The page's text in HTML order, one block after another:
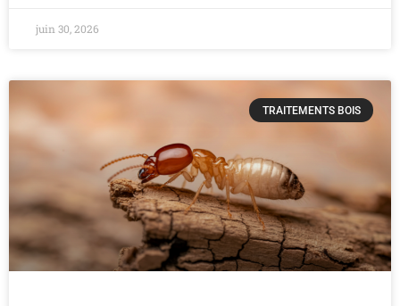
juin 30, 2026
TRAITEMENTS BOIS